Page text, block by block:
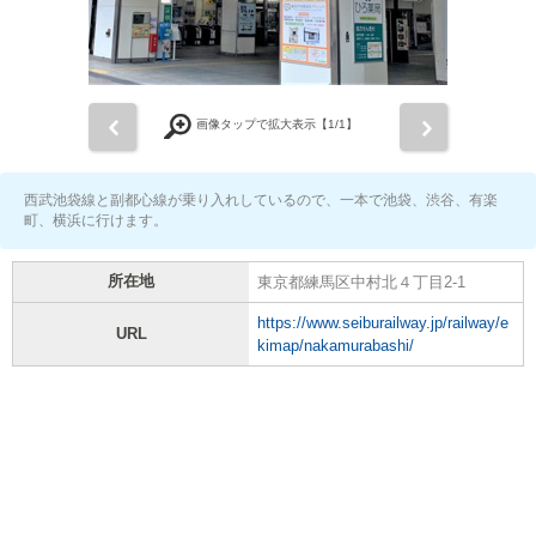
画像タップで拡大表示【1/1】
西武池袋線と副都心線が乗り入れしているので、一本で池袋、渋谷、有楽
町、横浜に行けます。
所在地 東京都練馬区中村北４丁目2-1
URL
https://www.seiburailway.jp/railway/e
kimap/nakamurabashi/